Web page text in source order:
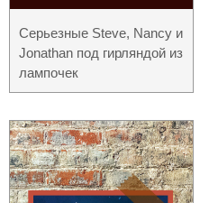
Серьезные Steve, Nancy и
Jonathan под гирляндой из
лампочек